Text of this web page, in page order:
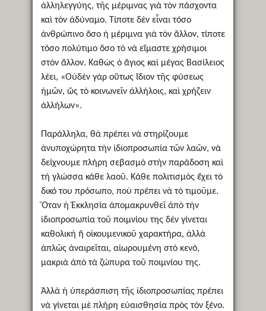
ἀλληλεγγύης, τῆς μέριμνας γιὰ τὸν πάσχοντα
καὶ τὸν ἀδύναμο. Τίποτε δὲν εἶναι τόσο
ἀνθρώπινο ὅσο ἡ μέριμνα γιὰ τὸν ἄλλον, τίποτε
τόσο πολύτιμο ὅσο τὸ νὰ εἴμαστε χρήσιμοι
στὸν ἄλλον. Καθὼς ὁ ἅγιος καὶ μέγας Βασίλειος
λέει, «Οὐδὲν γὰρ οὕτως ἴδιον τῆς φύσεως
ἡμῶν, ὥς τὸ κοινωνεῖν ἀλλήλοις, καὶ χρήζειν
ἀλλήλων».
Παράλληλα, θὰ πρέπει νὰ στηρίζουμε
ἀνυποχώρητα τὴν ἰδιοπροσωπία τῶν λαῶν, νὰ
δείχνουμε πλήρη σεβασμὸ στὴν παράδοση καὶ
τὴ γλώσσα κάθε λαοῦ. Κάθε πολιτισμὸς ἔχει τὸ
δικό του πρόσωπο, ποὺ πρέπει νὰ τὸ τιμοῦμε.
Ὅταν ἡ Ἐκκλησία ἀπομακρυνθεῖ ἀπὸ τὴν
ἰδιοπροσωπία τοῦ ποιμνίου της δὲν γίνεται
καθολικὴ ἢ οἰκουμενικοῦ χαρακτήρα, ἀλλὰ
ἁπλῶς ἀναιρεῖται, αἰωρουμένη στὸ κενό,
μακριὰ ἀπὸ τὰ ζώπυρα τοῦ ποιμνίου της.
Ἀλλὰ ἡ ὑπεράσπιση τῆς ἰδιοπροσωπίας πρέπει
νὰ γίνεται μὲ πλήρη εὐαισθησία πρὸς τὸν ξένο.